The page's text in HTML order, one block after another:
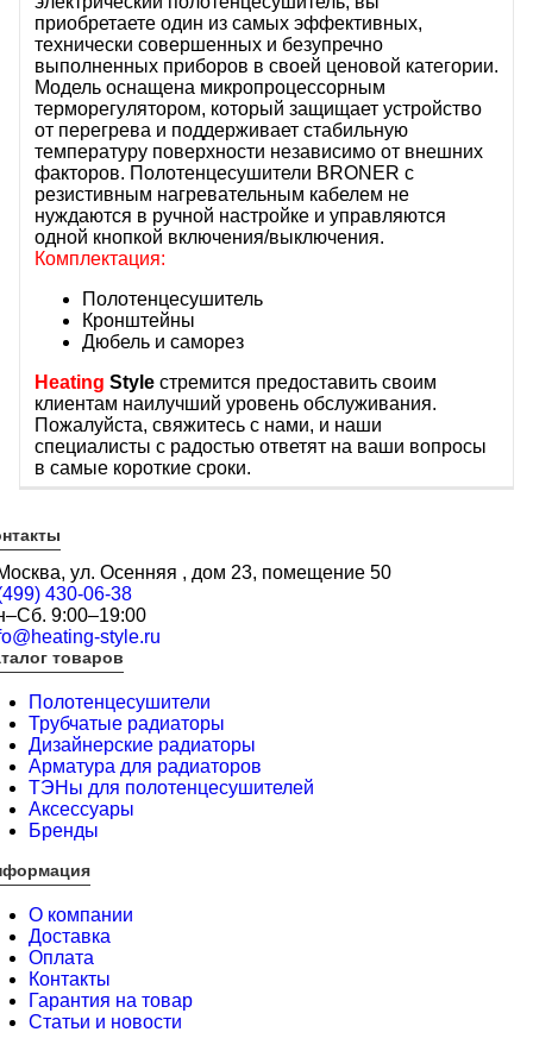
приобретаете один из самых эффективных,
технически совершенных и безупречно
выполненных приборов в своей ценовой категории.
Модель оснащена микропроцессорным
терморегулятором, который защищает устройство
от перегрева и поддерживает стабильную
температуру поверхности независимо от внешних
факторов. Полотенцесушители BRONER с
резистивным нагревательным кабелем не
нуждаются в ручной настройке и управляются
одной кнопкой включения/выключения.
Комплектация:
Полотенцесушитель
Кронштейны
Дюбель и саморез
Heating Style стремится предоставить своим
клиентам наилучший уровень обслуживания.
Пожалуйста, свяжитесь с нами, и наши
специалисты с радостью ответят на ваши вопросы
в самые короткие сроки.
ул. Осенняя , дом 23, помещение 50
430-06-38
9:00–19:00
style.ru
товаров
Полотенцесушители
Трубчатые радиаторы
Дизайнерские радиаторы
Арматура для радиаторов
ТЭНы для полотенцесушителей
Аксессуары
Бренды
О компании
Доставка
Оплата
Контакты
Гарантия на товар
Статьи и новости